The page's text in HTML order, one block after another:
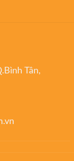
Tân,